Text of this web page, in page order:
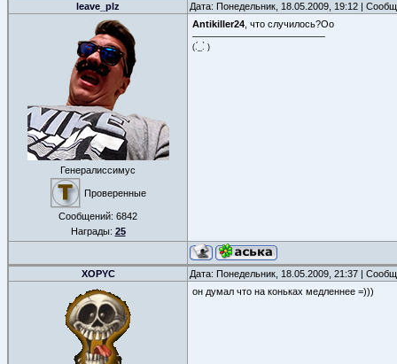
leave_plz Дата: Понедельник, 18.05.2009, 19:12 |
Генералиссимус
Проверенные
Сообщений: 6842
Награды: 25
Antikiller24 , что случилось?Оо
(.́_.̀ )
XOPYC Дата: Понедельник, 18.05.2009, 21:37 |
он думал что на коньках медленнее =)))